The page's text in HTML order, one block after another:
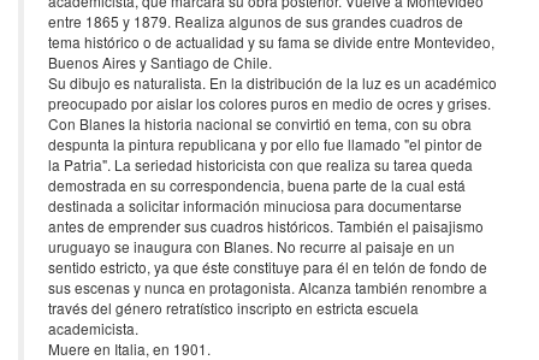
entre 1865 y 1879. Realiza algunos de sus grandes cuadros de
tema histórico o de actualidad y su fama se divide entre Montevideo,
Buenos Aires y Santiago de Chile.
Su dibujo es naturalista. En la distribución de la luz es un académico
preocupado por aislar los colores puros en medio de ocres y grises.
Con Blanes la historia nacional se convirtió en tema, con su obra
despunta la pintura republicana y por ello fue llamado "el pintor de
la Patria". La seriedad historicista con que realiza su tarea queda
demostrada en su correspondencia, buena parte de la cual está
destinada a solicitar información minuciosa para documentarse
antes de emprender sus cuadros históricos. También el paisajismo
uruguayo se inaugura con Blanes. No recurre al paisaje en un
sentido estricto, ya que éste constituye para él en telón de fondo de
sus escenas y nunca en protagonista. Alcanza también renombre a
través del género retratístico inscripto en estricta escuela
academicista.
Muere en Italia, en 1901.